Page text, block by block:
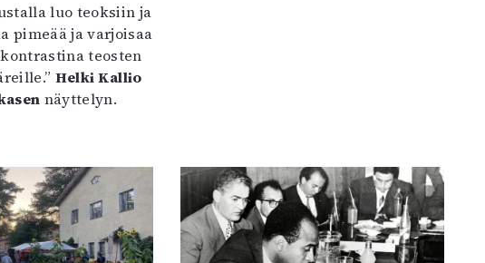
luo teoksiin ja
pimeää ja varjoisaa
teosten
Helki Kallio
näyttelyn.